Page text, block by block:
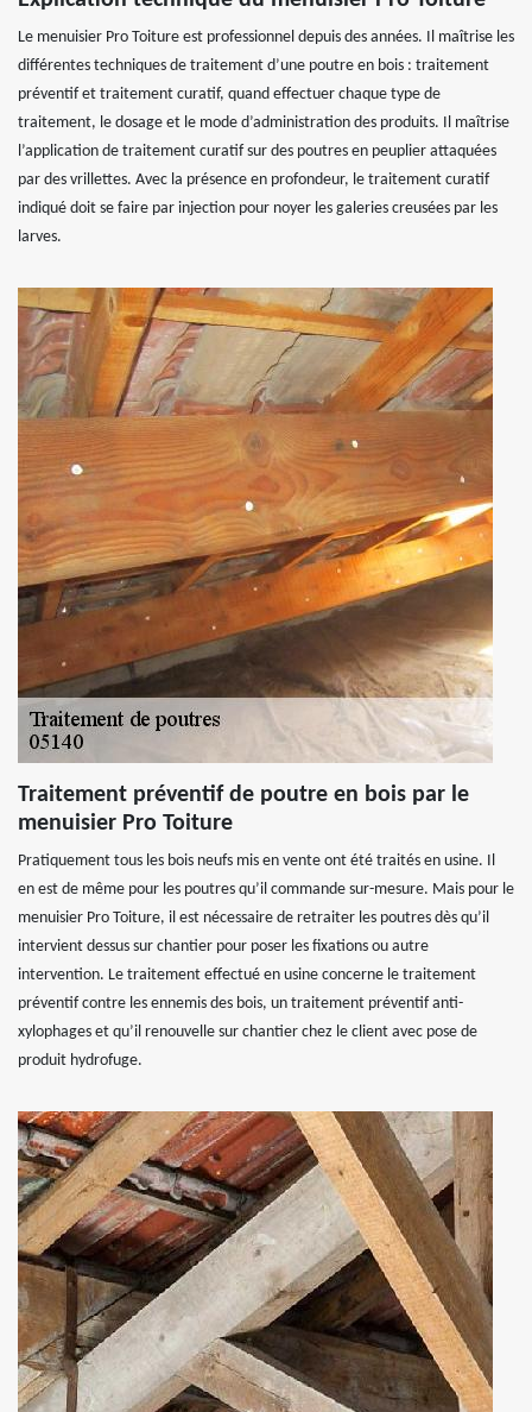
Le menuisier Pro Toiture est professionnel depuis des années. Il maîtrise les
différentes techniques de traitement d’une poutre en bois : traitement
préventif et traitement curatif, quand effectuer chaque type de
traitement, le dosage et le mode d’administration des produits. Il maîtrise
l’application de traitement curatif sur des poutres en peuplier attaquées
par des vrillettes. Avec la présence en profondeur, le traitement curatif
indiqué doit se faire par injection pour noyer les galeries creusées par les
larves.
Traitement préventif de poutre en bois par le
menuisier Pro Toiture
Pratiquement tous les bois neufs mis en vente ont été traités en usine. Il
en est de même pour les poutres qu’il commande sur-mesure. Mais pour le
menuisier Pro Toiture, il est nécessaire de retraiter les poutres dès qu’il
intervient dessus sur chantier pour poser les fixations ou autre
intervention. Le traitement effectué en usine concerne le traitement
préventif contre les ennemis des bois, un traitement préventif anti-
xylophages et qu’il renouvelle sur chantier chez le client avec pose de
produit hydrofuge.